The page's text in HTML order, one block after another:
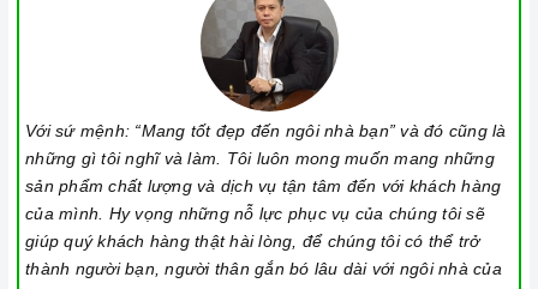
Với sứ mệnh: “Mang tốt đẹp đến ngôi nhà bạn” và đó cũng là
những gì tôi nghĩ và làm. Tôi luôn mong muốn mang những
sản phẩm chất lượng và dịch vụ tận tâm đến với khách hàng
của mình. Hy vọng những nỗ lực phục vụ của chúng tôi sẽ
giúp quý khách hàng thật hài lòng, để chúng tôi có thể trở
thành người bạn, người thân gắn bó lâu dài với ngôi nhà của